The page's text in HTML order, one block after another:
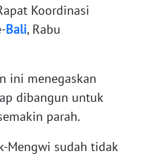
Koordinasi
Bali, Rabu
ini menegaskan
dibangun untuk
parah.
Mengwi sudah tidak